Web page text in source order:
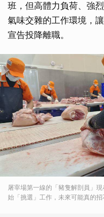
班，但高體力負荷、強
氣味交雜的工作環境，
宣告投降離職。
屠宰場第一線的「豬隻解剖員」
始「挑選」工作，未來可能真的招